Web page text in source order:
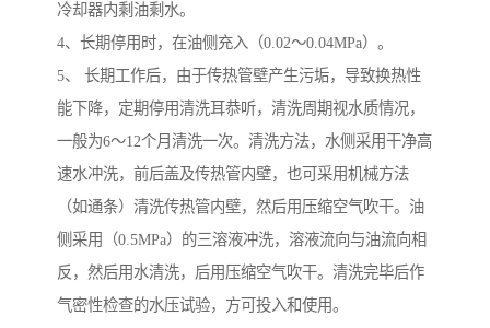
冷却器内剩油剩水。
4、长期停用时，在油侧充入（0.02～0.04MPa）。
5、 长期工作后，由于传热管壁产生污垢，导致换热性
能下降，定期停用清洗耳恭听，清洗周期视水质情况，
一般为6～12个月清洗一次。清洗方法，水侧采用干净高
速水冲洗，前后盖及传热管内壁，也可采用机械方法
（如通条）清洗传热管内壁，然后用压缩空气吹干。油
侧采用（0.5MPa）的三溶液冲洗，溶液流向与油流向相
反，然后用水清洗，后用压缩空气吹干。清洗完毕后作
气密性检查的水压试验，方可投入和使用。